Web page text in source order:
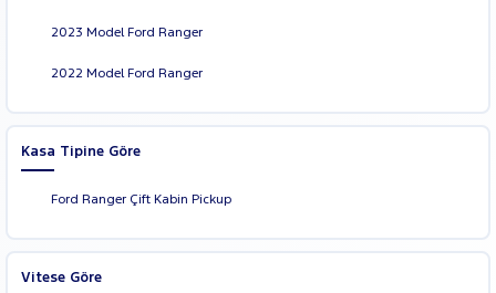
2023 Model Ford Ranger
2022 Model Ford Ranger
Kasa Tipine Göre
Ford Ranger Çift Kabin Pickup
Vitese Göre